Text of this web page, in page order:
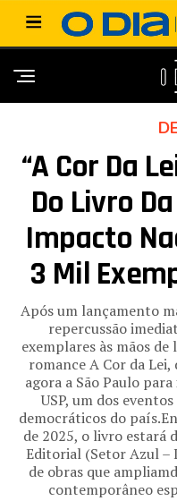
“A Cor Da
Do Livro
Impacto
3 Mil
Após um lançamento
repercussão
exemplares às mãos
romance A Cor da
agora a São Paulo
USP, um dos
democráticos do
de 2025, o livro estará
Editorial (Setor Azul –
de obras que
contemporâneo